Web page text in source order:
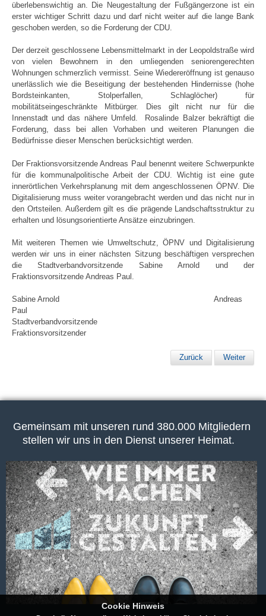
überlebenswichtig an. Die Neugestaltung der Fußgängerzone ist ein
erster wichtiger Schritt dazu und darf nicht weiter auf die lange Bank
geschoben werden, so die Forderung der CDU.
Der derzeit geschlossene Lebensmittelmarkt in der Leopoldstraße wird
von vielen Bewohnern in den umliegenden seniorengerechten
Wohnungen schmerzlich vermisst. Seine Wiedereröffnung ist genauso
unerlässlich wie die Beseitigung der bestehenden Hindernisse (hohe
Bordsteinkanten, Stolperfallen, Schlaglöcher) für
mobilitätseingeschränkte Mitbürger. Dies gilt nicht nur für die
Innenstadt und das nähere Umfeld. Rosalinde Balzer bekräftigt die
Forderung, dass bei allen Vorhaben und weiteren Planungen die
Bedürfnisse dieser Menschen berücksichtigt werden.
Der Fraktionsvorsitzende Andreas Paul benennt weitere Schwerpunkte
für die kommunalpolitische Arbeit der CDU. Wichtig ist eine gute
innerörtlichen Verkehrsplanung mit dem angeschlossenen ÖPNV. Die
Digitalisierung muss weiter vorangebracht werden und das nicht nur in
den Ortsteilen. Außerdem gilt es die prägende Landschaftsstruktur zu
erhalten und lösungsorientierte Ansätze einzubringen.
Mit weiteren Themen wie Umweltschutz, ÖPNV und Digitalisierung
werden wir uns in einer nächsten Sitzung beschäftigen versprechen
die Stadtverbandvorsitzende Sabine Arnold und der
Fraktionsvorsitzende Andreas Paul.
Sabine Arnold Andreas
Paul
Stadtverbandvorsitzende
Fraktionsvorsitzender
Zurück Weiter
Gemeinsam mit unseren rund 380.000 Mitgliedern
stellen wir uns in den Dienst unserer Heimat.
Cookie Hinweis